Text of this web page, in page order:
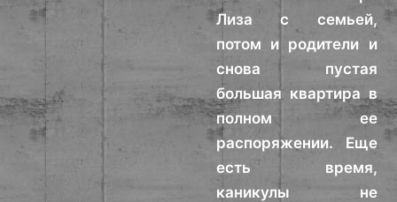
Лиза с семьей,
потом и родители и
снова пустая
большая квартира в
полном ее
распоряжении. Еще
есть время,
каникулы не